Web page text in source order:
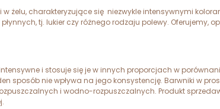
żelu, charakteryzujące się niezwykle intensywnymi
tj. lukier czy różnego rodzaju polewy. Oferujemy,
i stosuje się je w innych proporcjach w
sposób nie wpływa na jego konsystencję. Barwniki w
i wodno-rozpuszczalnych. Produkt